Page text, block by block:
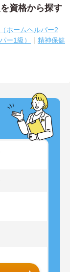
資格から探す
ホームヘルパー2
ー1級）
精神保健